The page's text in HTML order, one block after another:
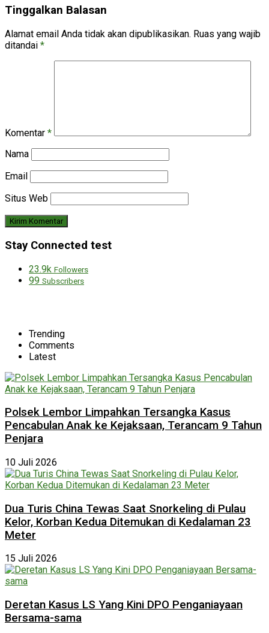
Tinggalkan Balasan
Alamat email Anda tidak akan dipublikasikan. Ruas yang wajib
ditandai *
Komentar *
Nama
Email
Situs Web
Stay Connected test
23.9k Followers
99 Subscribers
Trending
Comments
Latest
Polsek Lembor Limpahkan Tersangka Kasus
Pencabulan Anak ke Kejaksaan, Terancam 9 Tahun
Penjara
10 Juli 2026
Dua Turis China Tewas Saat Snorkeling di Pulau
Kelor, Korban Kedua Ditemukan di Kedalaman 23
Meter
15 Juli 2026
Deretan Kasus LS Yang Kini DPO Penganiayaan
Bersama-sama